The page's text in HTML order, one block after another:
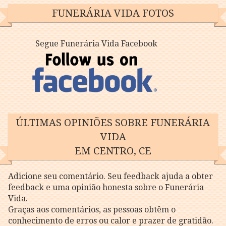
FUNERÁRIA VIDA FOTOS
Segue Funerária Vida Facebook
ÚLTIMAS OPINIÕES SOBRE FUNERÁRIA
VIDA
EM CENTRO, CE
Adicione seu comentário. Seu feedback ajuda a obter
feedback e uma opinião honesta sobre o Funerária
Vida.
Graças aos comentários, as pessoas obtêm o
conhecimento de erros ou calor e prazer de gratidão.